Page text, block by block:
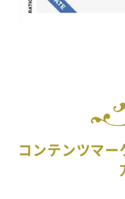
コンテンツマ